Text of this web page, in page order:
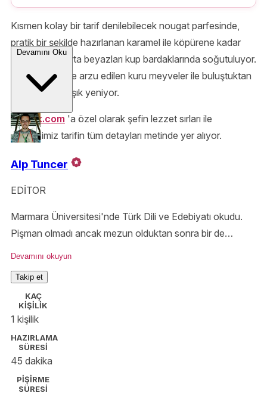
Kısmen kolay bir tarif denilebilecek nougat parfesinde,
pratik bir şekilde hazırlanan karamel ile köpürene kadar
çırpılmış yumurta beyazları kup bardaklarında soğutuluyor.
Çilek dilimleri ve arzu edilen kuru meyveler ile buluştuktan
sonra kaşık kaşık yeniyor.
Yemek.com 'a özel olarak şefin lezzet sırları ile
edindiğimiz tarifin tüm detayları metinde yer alıyor.
Devamını Oku
Alp Tuncer
EDİTOR
Marmara Üniversitesi'nde Türk Dili ve Edebiyatı okudu.
Pişman olmadı ancak mezun olduktan sonra bir de
MSA'da uzun dönem aşçılık eğitimi aldı. Medya
hazırda kendine sakladığı tarifler var. Mutfakta
bekleniyorsunuz!
Devamını okuyun
Takip et
KAÇ
KİŞİLİK
1 kişilik
HAZIRLAMA
SÜRESİ
45 dakika
PİŞİRME
SÜRESİ